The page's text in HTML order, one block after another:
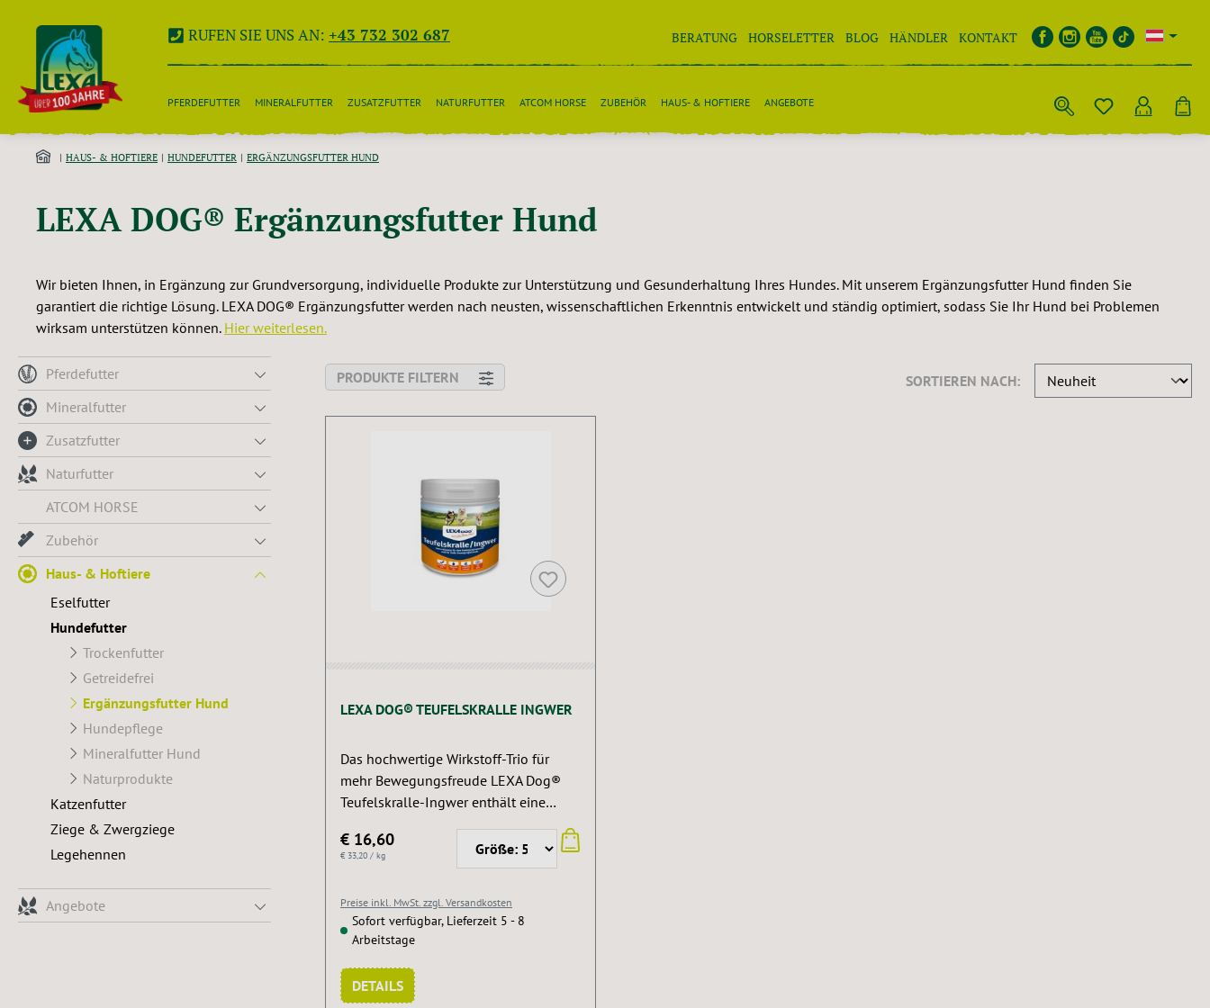
Hauptinhalt springen
Zur Suche springen
Zur Hauptnavigation springen
RUFEN SIE UNS AN: +43 732 302 687 BERATUNG HORSELETTER BLOG HÄNDLER KONTAKT
PFERDEFUTTER MINERALFUTTER ZUSATZFUTTER NATURFUTTER ATCOM HORSE ZUBEHÖR HAUS- & HOFTIERE ANGEBOTE
HAUS- & HOFTIERE HUNDEFUTTER ERGÄNZUNGSFUTTER HUND
LEXA DOG® Ergänzungsfutter Hund
Wir bieten Ihnen, in Ergänzung zur Grundversorgung, individuelle Produkte zur Unterstützung und Gesunderhaltung Ihres Hundes. Mit unserem Ergänzungsfutter Hund finden Sie
garantiert die richtige Lösung. LEXA DOG® Ergänzungsfutter werden nach neusten, wissenschaftlichen Erkenntnis entwickelt und ständig optimiert, sodass Sie Ihr Hund bei Problemen
wirksam unterstützen können. Hier weiterlesen.
Pferdefutter
Mineralfutter
Zusatzfutter
Naturfutter
ATCOM HORSE
Zubehör
Haus- & Hoftiere
Eselfutter
Hundefutter
Trockenfutter
Getreidefrei
Ergänzungsfutter Hund
Hundepflege
Mineralfutter Hund
Naturprodukte
Katzenfutter
Ziege & Zwergziege
Legehennen
Angebote
PRODUKTE FILTERN SORTIEREN NACH:
LEXA DOG® TEUFELSKRALLE INGWER
Das hochwertige Wirkstoff-Trio für
mehr Bewegungsfreude LEXA Dog®
Teufelskralle-Ingwer enthält eine
Teufelskralle, 30 % Ingwer und 5%
Weidenrinde. Diese altbewährten
den Bewegungsapparat des Hundes.
Besondere Eigenschaften von
Entzündungshemmend und leicht
schmerzstillend Appetitanregend und
€ 16,60
€ 33,20 / kg
Preise inkl. MwSt. zzgl. Versandkosten
Sofort verfügbar, Lieferzeit 5 - 8
Arbeitstage
DETAILS